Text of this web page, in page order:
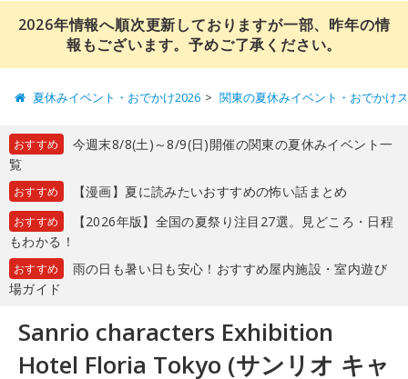
2026年情報へ順次更新しておりますが一部、昨年の情
報もございます。予めご了承ください。
夏休みイベント・おでかけ2026 関東の夏休みイベント・おでかけ
おすすめ
今週末8/8(土)～8/9(日)開催の関東の夏休みイベント一
覧
おすすめ 【漫画】夏に読みたいおすすめの怖い話まとめ
おすすめ
【2026年版】全国の夏祭り注目27選。見どころ・日程
もわかる！
おすすめ
雨の日も暑い日も安心！おすすめ屋内施設・室内遊び
場ガイド
Sanrio characters Exhibition
Hotel Floria Tokyo (サンリオ キャ